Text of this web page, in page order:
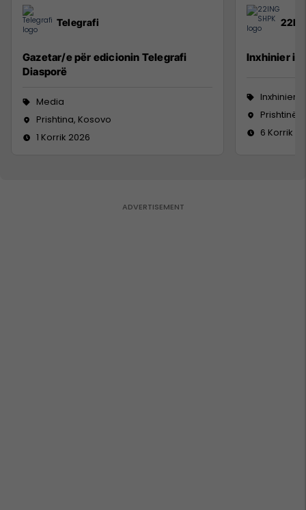
Telegrafi
Gazetar/e për edicionin Telegrafi
Diasporë
Media
Prishtina, Kosovo
1 Korrik 2026
Inxhinier i
Inxhinieri
Prishtinë
6 Korrik